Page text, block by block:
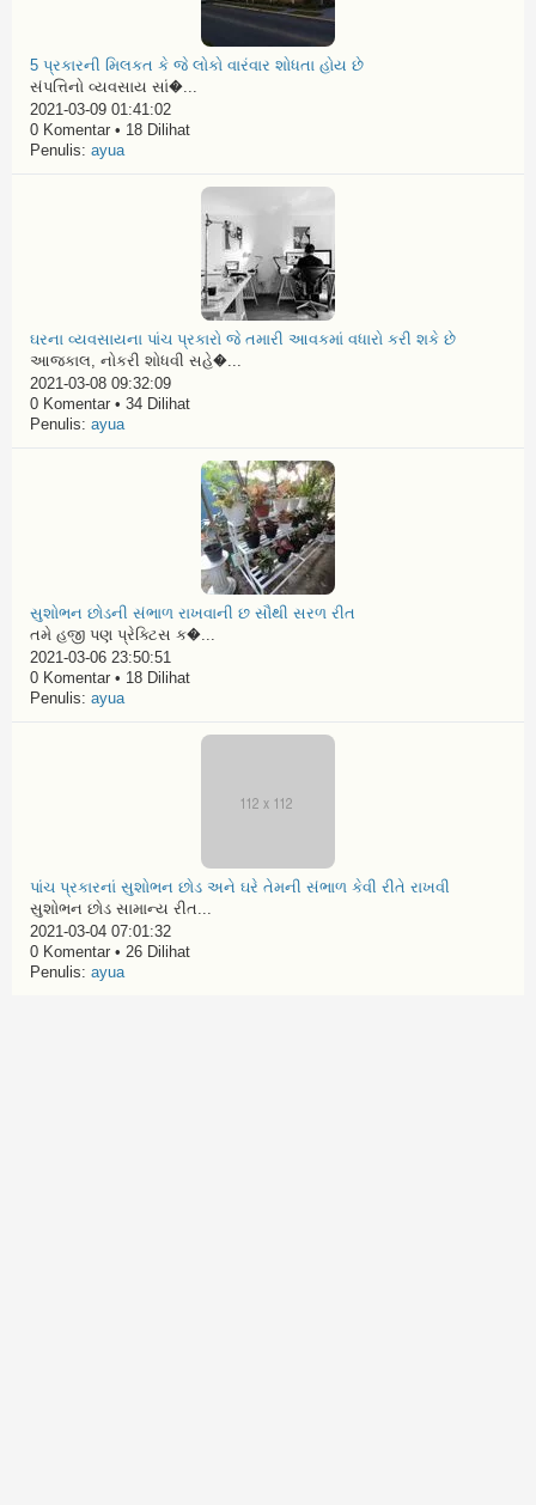
5 પ્રકારની મિલકત કે જે લોકો વારંવાર શોધતા હોય છે
સંપત્તિનો વ્યવસાય સાં�...
2021-03-09 01:41:02
0 Komentar • 18 Dilihat
Penulis: ayua
ઘરના વ્યવસાયના પાંચ પ્રકારો જે તમારી આવકમાં વધારો કરી શકે છે
આજકાલ, નોકરી શોધવી સહે�...
2021-03-08 09:32:09
0 Komentar • 34 Dilihat
Penulis: ayua
સુશોભન છોડની સંભાળ રાખવાની છ સૌથી સરળ રીત
તમે હજી પણ પ્રેક્ટિસ ક�...
2021-03-06 23:50:51
0 Komentar • 18 Dilihat
Penulis: ayua
પાંચ પ્રકારનાં સુશોભન છોડ અને ઘરે તેમની સંભાળ કેવી રીતે રાખવી
સુશોભન છોડ સામાન્ય રીત...
2021-03-04 07:01:32
0 Komentar • 26 Dilihat
Penulis: ayua